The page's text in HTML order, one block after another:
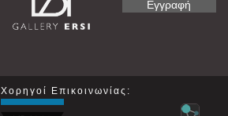
Χορηγοί Επικοινωνίας: